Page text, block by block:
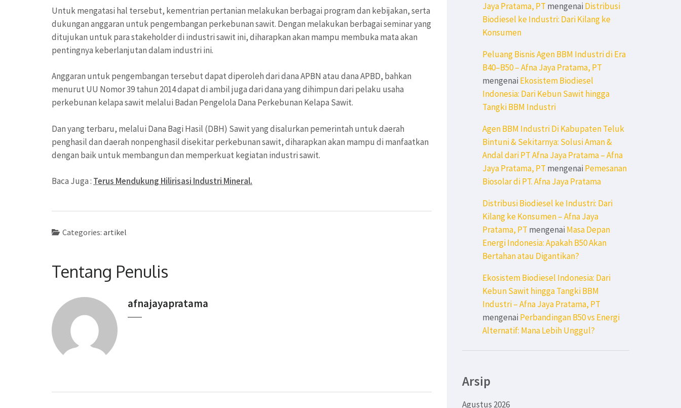
Untuk mengatasi hal tersebut, kementrian pertanian melakukan berbagai program dan kebijakan, serta
dukungan anggaran untuk pengembangan perkebunan sawit. Dengan melakukan berbagai seminar yang
ditujukan untuk para stakeholder di industri sawit ini, diharapkan akan mampu membuka mata akan
pentingnya keberlanjutan dalam industri ini.
Anggaran untuk pengembangan tersebut dapat diperoleh dari dana APBN atau dana APBD, bahkan
menurut UU Nomor 39 tahun 2014 dapat di ambil juga dari dana yang dihimpun dari pelaku usaha
perkebunan kelapa sawit melalui Badan Pengelola Dana Perkebunan Kelapa Sawit.
Dan yang terbaru, melalui Dana Bagi Hasil (DBH) Sawit yang disalurkan pemerintah untuk daerah
penghasil dan daerah nonpenghasil disekitar perkebunan sawit, diharapkan akan mampu di manfaatkan
dengan baik untuk membangun dan memperkuat kegiatan industri sawit.
Baca Juga : Terus Mendukung Hilirisasi Industri Mineral.
Categories: artikel
Tentang Penulis
afnajayapratama
Jaya Pratama, PT mengenai Distribusi
Biodiesel ke Industri: Dari Kilang ke
Konsumen
Peluang Bisnis Agen BBM Industri di Era
B40–B50 – Afna Jaya Pratama, PT
mengenai Ekosistem Biodiesel
Indonesia: Dari Kebun Sawit hingga
Tangki BBM Industri
Agen BBM Industri Di Kabupaten Teluk
Bintuni & Sekitarnya: Solusi Aman &
Andal dari PT Afna Jaya Pratama – Afna
Jaya Pratama, PT mengenai Pemesanan
Biosolar di PT. Afna Jaya Pratama
Distribusi Biodiesel ke Industri: Dari
Kilang ke Konsumen – Afna Jaya
Pratama, PT mengenai Masa Depan
Energi Indonesia: Apakah B50 Akan
Bertahan atau Digantikan?
Ekosistem Biodiesel Indonesia: Dari
Kebun Sawit hingga Tangki BBM
Industri – Afna Jaya Pratama, PT
mengenai Perbandingan B50 vs Energi
Alternatif: Mana Lebih Unggul?
Arsip
Agustus 2026